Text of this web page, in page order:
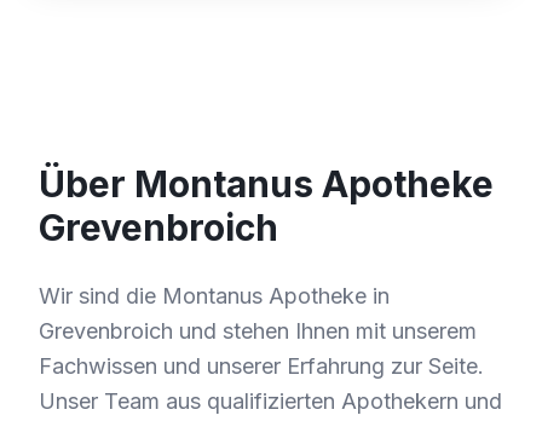
Über Montanus Apotheke
Grevenbroich
Wir sind die Montanus Apotheke in
Grevenbroich und stehen Ihnen mit unserem
Fachwissen und unserer Erfahrung zur Seite.
Unser Team aus qualifizierten Apothekern und